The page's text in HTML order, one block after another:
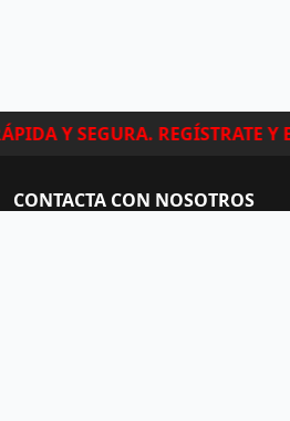
Y SEGURA. REGÍSTRATE Y
CONTACTA CON NOSOTROS